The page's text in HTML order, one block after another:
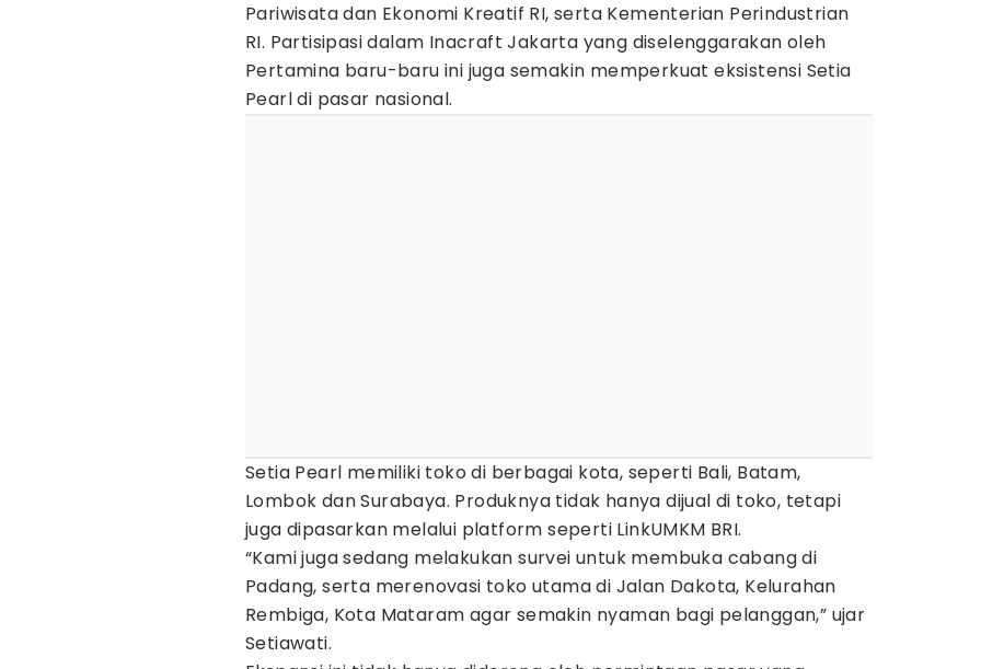
Pariwisata dan Ekonomi Kreatif RI, serta Kementerian Perindustrian
RI. Partisipasi dalam Inacraft Jakarta yang diselenggarakan oleh
Pertamina baru-baru ini juga semakin memperkuat eksistensi Setia
Pearl di pasar nasional.
Setia Pearl memiliki toko di berbagai kota, seperti Bali, Batam,
Lombok dan Surabaya. Produknya tidak hanya dijual di toko, tetapi
juga dipasarkan melalui platform seperti LinkUMKM BRI.
“Kami juga sedang melakukan survei untuk membuka cabang di
Padang, serta merenovasi toko utama di Jalan Dakota, Kelurahan
Rembiga, Kota Mataram agar semakin nyaman bagi pelanggan,” ujar
Setiawati.